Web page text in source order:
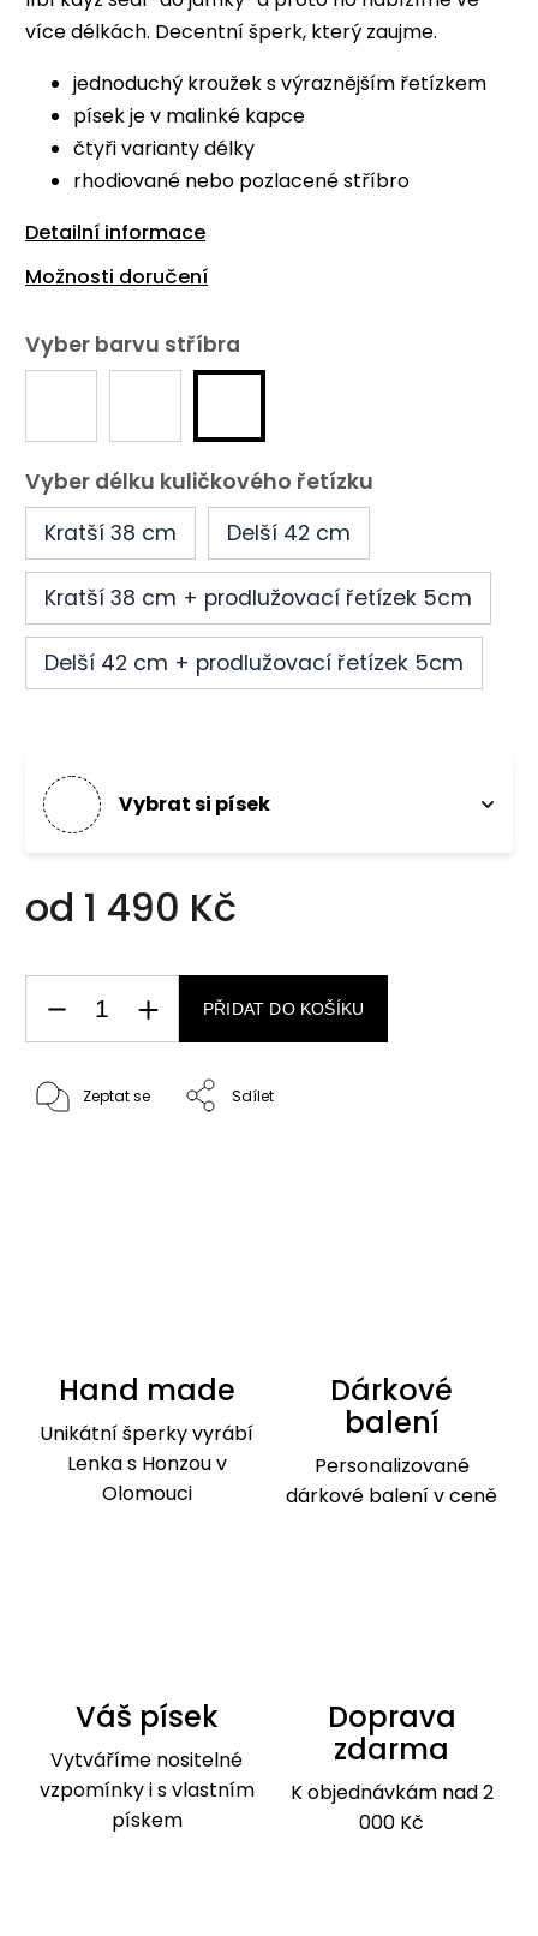
více délkách. Decentní šperk, který zaujme.
jednoduchý kroužek s výraznějším řetízkem
písek je v malinké kapce
čtyři varianty délky
rhodiované nebo pozlacené stříbro
Detailní informace
Možnosti doručení
Vyber barvu stříbra
Vyber délku kuličkového řetízku
Kratší 38 cm
Delší 42 cm
Kratší 38 cm + prodlužovací řetízek 5cm
Delší 42 cm + prodlužovací řetízek 5cm
Vybrat si písek
od 1 490 Kč
PŘIDAT DO KOŠÍKU
Zeptat se Sdílet
Hand made
Unikátní šperky vyrábí
Lenka s Honzou v
Olomouci
Dárkové
balení
Personalizované
dárkové balení v ceně
Váš písek
Vytváříme nositelné
vzpomínky i s vlastním
pískem
Doprava
zdarma
K objednávkám nad 2
000 Kč